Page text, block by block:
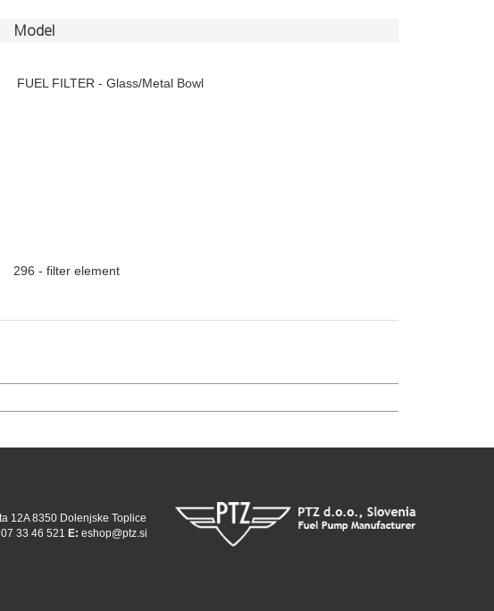
Model
FUEL FILTER - Glass/Metal Bowl
296 - filter element
12A 8350 Dolenjske Toplice
07 33 46 521 E: eshop@ptz.si